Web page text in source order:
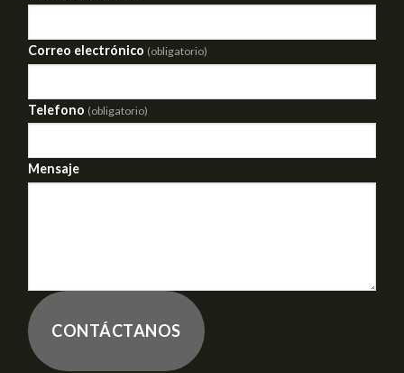
Correo electrónico (obligatorio)
Telefono (obligatorio)
Mensaje
CONTÁCTANOS